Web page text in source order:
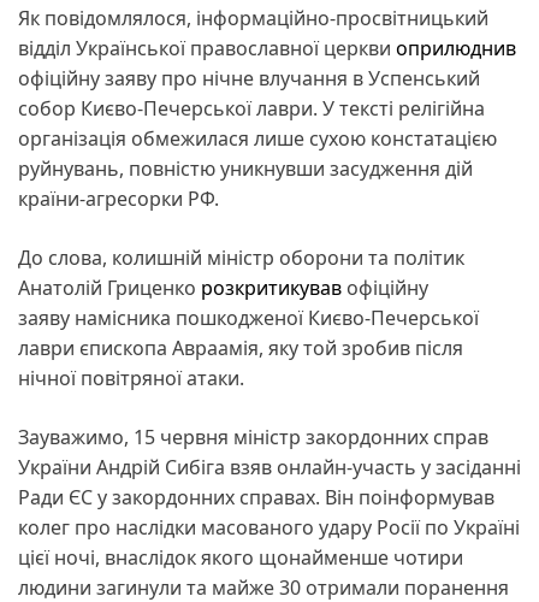
Як повідомлялося, інформаційно-просвітницький
відділ Української православної церкви оприлюднив
офіційну заяву про нічне влучання в Успенський
собор Києво-Печерської лаври. У тексті релігійна
організація обмежилася лише сухою констатацією
руйнувань, повністю уникнувши засудження дій
країни-агресорки РФ.
До слова, колишній міністр оборони та політик
Анатолій Гриценко розкритикував офіційну
заяву намісника пошкодженої Києво-Печерської
лаври єпископа Авраамія, яку той зробив після
нічної повітряної атаки.
Зауважимо, 15 червня міністр закордонних справ
України Андрій Сибіга взяв онлайн-участь у засіданні
Ради ЄС у закордонних справах. Він поінформував
колег про наслідки масованого удару Росії по Україні
цієї ночі, внаслідок якого щонайменше чотири
людини загинули та майже 30 отримали поранення